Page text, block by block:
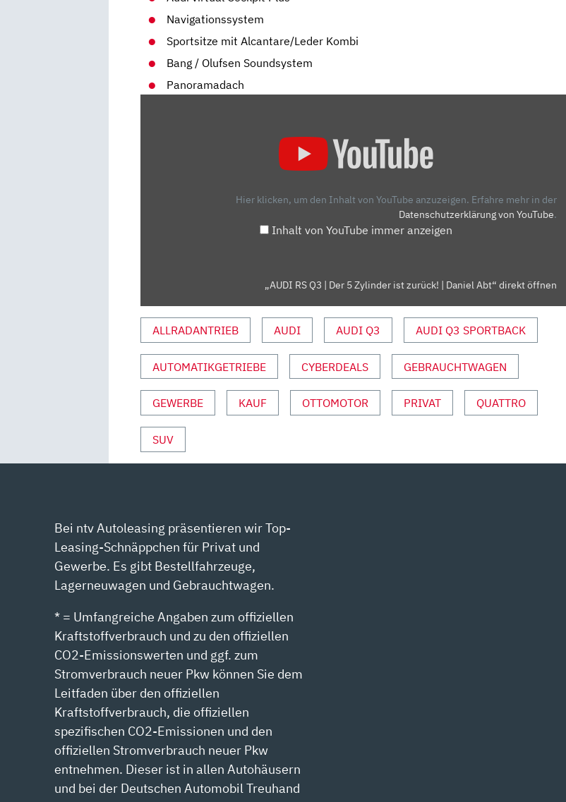
Navigationssystem
Sportsitze mit Alcantare/Leder Kombi
Bang / Olufsen Soundsystem
Panoramadach
VON
YOUTUBE
ANZEIGEN
Hier klicken, um den Inhalt von YouTube anzuzeigen. Erfahre mehr in der
Datenschutzerklärung von YouTube.
Inhalt von YouTube immer anzeigen
„AUDI RS Q3 | Der 5 Zylinder ist zurück! | Daniel Abt“ direkt öffnen
ALLRADANTRIEB AUDI AUDI Q3 AUDI Q3 SPORTBACK
AUTOMATIKGETRIEBE CYBERDEALS GEBRAUCHTWAGEN
GEWERBE KAUF OTTOMOTOR PRIVAT QUATTRO
SUV
Bei ntv Autoleasing präsentieren wir Top-
Leasing-Schnäppchen für Privat und
Gewerbe. Es gibt Bestellfahrzeuge,
Lagerneuwagen und Gebrauchtwagen.
* = Umfangreiche Angaben zum offiziellen
Kraftstoffverbrauch und zu den offiziellen
CO2-Emissionswerten und ggf. zum
Stromverbrauch neuer Pkw können Sie dem
Leitfaden über den offiziellen
Kraftstoffverbrauch, die offiziellen
spezifischen CO2-Emissionen und den
offiziellen Stromverbrauch neuer Pkw
entnehmen. Dieser ist in allen Autohäusern
und bei der Deutschen Automobil Treuhand